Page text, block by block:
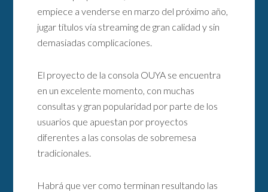
empiece a venderse en marzo del próximo año,
jugar títulos vía streaming de gran calidad y sin
demasiadas complicaciones.
El proyecto de la consola OUYA se encuentra
en un excelente momento, con muchas
consultas y gran popularidad por parte de los
usuarios que apuestan por proyectos
diferentes a las consolas de sobremesa
tradicionales.
Habrá que ver como terminan resultando las